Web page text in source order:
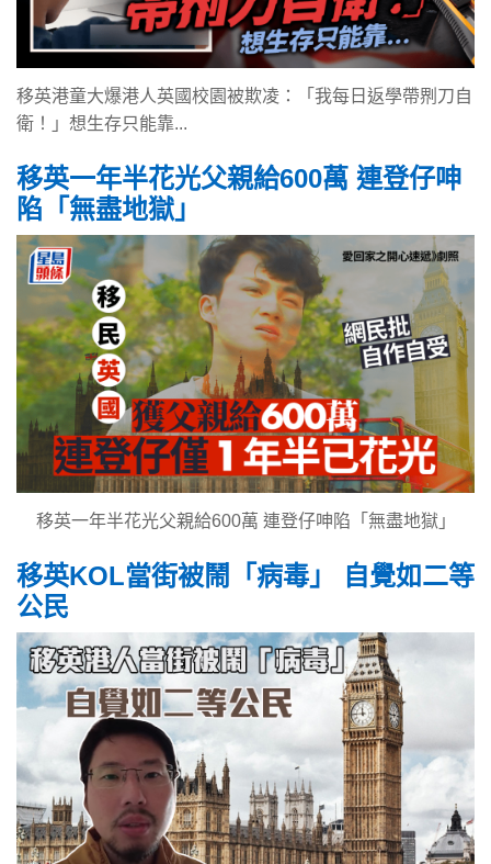
移英港童大爆港人英國校園被欺凌：「我每日返學帶𠝹刀自
衛！」想生存只能靠...
移英一年半花光父親給600萬 連登仔呻
陷「無盡地獄」
移英一年半花光父親給600萬 連登仔呻陷「無盡地獄」
移英KOL當街被鬧「病毒」 自覺如二等
公民